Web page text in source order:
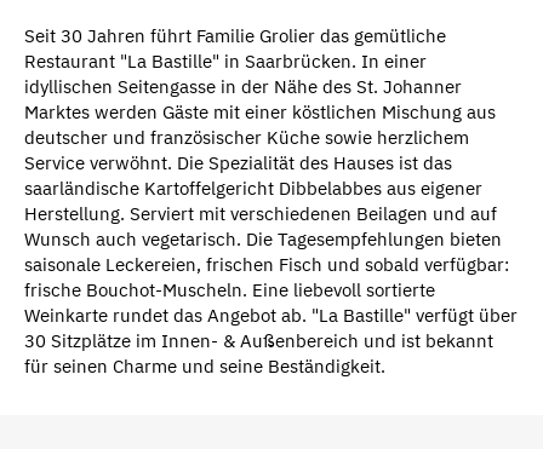
Seit 30 Jahren führt Familie Grolier das gemütliche
Restaurant "La Bastille" in Saarbrücken. In einer
idyllischen Seitengasse in der Nähe des St. Johanner
Marktes werden Gäste mit einer köstlichen Mischung aus
deutscher und französischer Küche sowie herzlichem
Service verwöhnt. Die Spezialität des Hauses ist das
saarländische Kartoffelgericht Dibbelabbes aus eigener
Herstellung. Serviert mit verschiedenen Beilagen und auf
Wunsch auch vegetarisch. Die Tagesempfehlungen bieten
saisonale Leckereien, frischen Fisch und sobald verfügbar:
frische Bouchot-Muscheln. Eine liebevoll sortierte
Weinkarte rundet das Angebot ab. "La Bastille" verfügt über
30 Sitzplätze im Innen- & Außenbereich und ist bekannt
für seinen Charme und seine Beständigkeit.